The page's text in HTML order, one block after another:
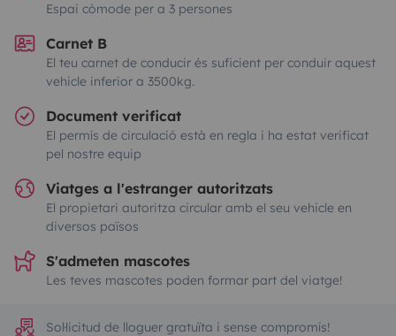
Espai còmode per a 3 persones
Carnet B
El teu carnet de conducir és suficient per conduir aquest
vehicle inferior a 3500kg.
Document verificat
El permís de circulació està en regla i ha estat verificat
pel nostre equip
Viatges a l'estranger autoritzats
El propietari autoritza circular amb el seu vehicle en
diversos països
S'admeten mascotes
Les teves mascotes poden formar part del viatge!
Sol·licitud de lloguer gratuïta i sense compromís!